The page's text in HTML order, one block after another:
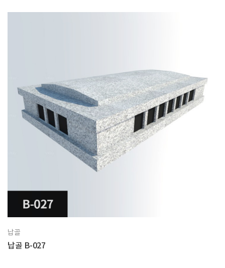
납골
납골 B-027